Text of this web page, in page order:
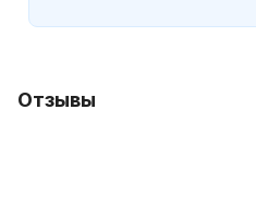
Отзывы